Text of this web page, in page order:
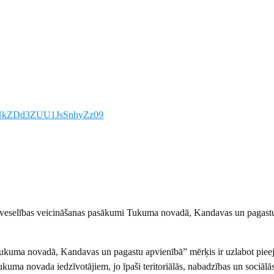
veicināšanas pasākumi Tukuma novadā, Kandavas un
novadā, Kandavas un pagastu apvienībā” mērķis ir uzlabot
novada iedzīvotājiem, jo īpaši teritoriālās, nabadzības un